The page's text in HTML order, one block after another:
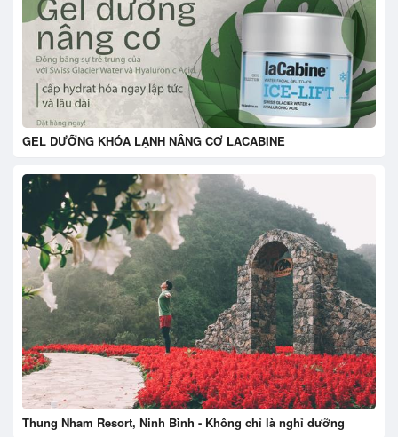
GEL DƯỠNG KHÓA LẠNH NÂNG CƠ LACABINE
Thung Nham Resort, Ninh Bình - Không chỉ là nghỉ dưỡng